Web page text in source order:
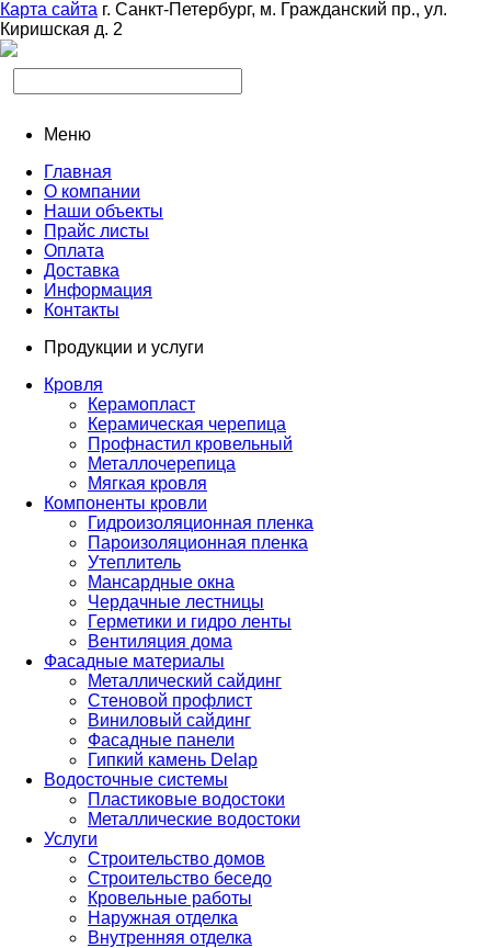
Карта сайта г. Санкт-Петербург, м. Гражданский пр., ул.
Киришская д. 2
Меню
Главная
О компании
Наши объекты
Прайс листы
Оплата
Доставка
Информация
Контакты
Продукции и услуги
Кровля
Керамопласт
Керамическая черепица
Профнастил кровельный
Металлочерепица
Мягкая кровля
Компоненты кровли
Гидроизоляционная пленка
Пароизоляционная пленка
Утеплитель
Мансардные окна
Чердачные лестницы
Герметики и гидро ленты
Вентиляция дома
Фасадные материалы
Металлический сайдинг
Стеновой профлист
Виниловый сайдинг
Фасадные панели
Гипкий камень Delap
Водосточные системы
Пластиковые водостоки
Металлические водостоки
Услуги
Строительство домов
Строительство беседо
Кровельные работы
Наружная отделка
Внутренняя отделка